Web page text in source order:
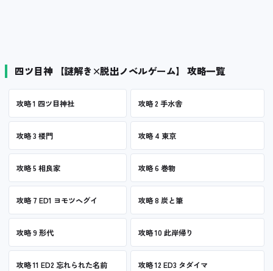
四ツ目神 【謎解き×脱出ノベルゲーム】 攻略一覧
攻略 1 四ツ目神社 攻略 2 手水舎
攻略 3 楼門 攻略 4 東京
攻略 5 相良家 攻略 6 巻物
攻略 7 ED1 ヨモツヘグイ 攻略 8 炭と筆
攻略 9 形代 攻略 10 此岸帰り
攻略 11 ED2 忘れられた名前 攻略 12 ED3 タダイマ